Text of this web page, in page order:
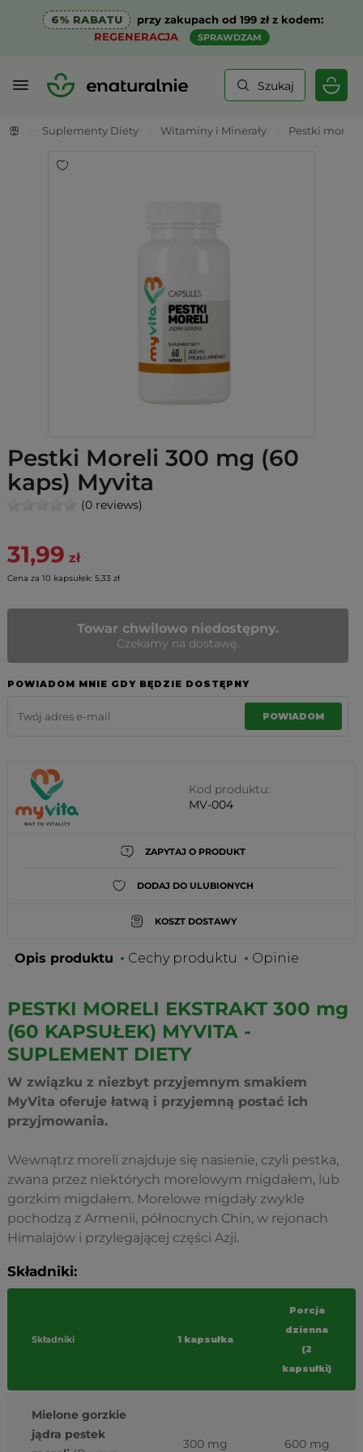
6% RABATU
przy zakupach od 199 zł z kodem:
REGENERACJA
SPRAWDZAM
Szukaj
Suplementy Diety Witaminy i Minerały Pestki moreli
Pestki Moreli 300 mg (60
kaps) Myvita
(0 reviews)
31,99 zł
Cena za 10 kapsułek: 5,33 zł
Towar chwilowo niedostępny.
Czekamy na dostawę.
POWIADOM MNIE GDY BĘDZIE DOSTĘPNY
POWIADOM
Kod produktu:
MV-004
ZAPYTAJ O PRODUKT
DODAJ DO ULUBIONYCH
KOSZT DOSTAWY
Opis produktu Cechy produktu Opinie
PESTKI MORELI EKSTRAKT 300 mg
(60 KAPSUŁEK) MYVITA -
SUPLEMENT DIETY
W związku z niezbyt przyjemnym smakiem
MyVita oferuje łatwą i przyjemną postać ich
przyjmowania.
Wewnątrz moreli znajduje się nasienie, czyli pestka,
zwana przez niektórych morelowym migdałem, lub
gorzkim migdałem. Morelowe migdały zwykle
pochodzą z Armenii, północnych Chin, w rejonach
Himalajów i przylegającej części Azji.
Składniki:
Składniki 1 kapsułka
Porcja
dzienna
(2
kapsułki)
Mielone gorzkie
jądra pestek
300 mg 600 mg